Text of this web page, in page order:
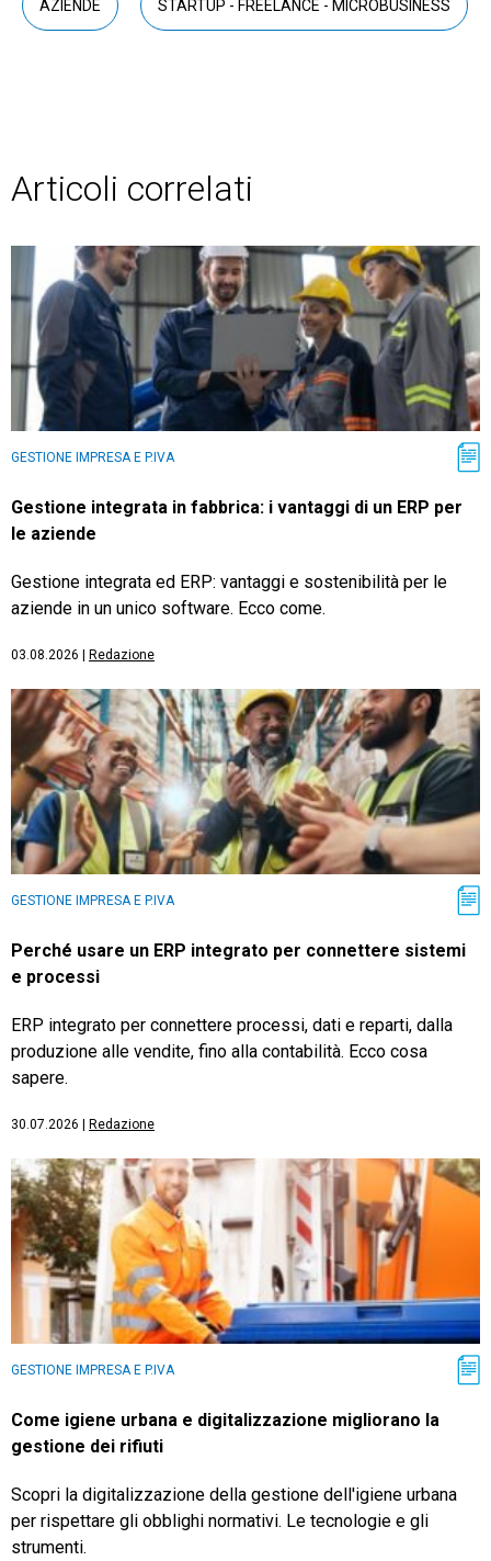
AZIENDE STARTUP - FREELANCE - MICROBUSINESS
Articoli correlati
GESTIONE IMPRESA E P.IVA
Gestione integrata in fabbrica: i vantaggi di un ERP per
le aziende
Gestione integrata ed ERP: vantaggi e sostenibilità per le
aziende in un unico software. Ecco come.
03.08.2026 Redazione
GESTIONE IMPRESA E P.IVA
Perché usare un ERP integrato per connettere sistemi
e processi
ERP integrato per connettere processi, dati e reparti, dalla
produzione alle vendite, fino alla contabilità. Ecco cosa
sapere.
30.07.2026 Redazione
GESTIONE IMPRESA E P.IVA
Come igiene urbana e digitalizzazione migliorano la
gestione dei rifiuti
Scopri la digitalizzazione della gestione dell'igiene urbana
per rispettare gli obblighi normativi. Le tecnologie e gli
strumenti.